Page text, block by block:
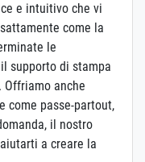
e intuitivo che vi
come la
le
supporto di stampa
anche
come passe-partout,
il nostro
a creare la